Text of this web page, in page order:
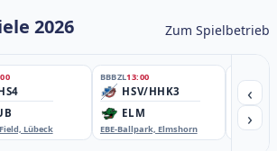
2026 Zum Spielbetrieb
Lübeck
BBBZL13:00
HSV/HHK3
ELM
EBE-Ballpark, Elmshorn
‹
›